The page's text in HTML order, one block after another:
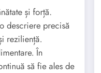
și forță.
descriere precisă
reziliență.
În
să fie ales de